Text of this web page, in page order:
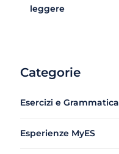
leggere
Categorie
Esercizi e Grammatica
Esperienze MyES